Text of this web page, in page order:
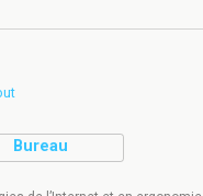
Bureau